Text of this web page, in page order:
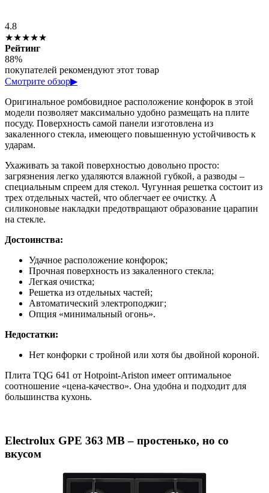
4.8
★★★★★
Рейтинг
88%
покупателей рекомендуют этот товар
Смотрите обзор▶
Оригинальное ромбовидное расположение конфорок в этой
модели позволяет максимально удобно размещать на плите
посуду. Поверхность самой панели изготовлена из
закаленного стекла, имеющего повышенную устойчивость к
ударам.
Ухаживать за такой поверхностью довольно просто:
загрязнения легко удаляются влажной губкой, а разводы –
специальным спреем для стекол. Чугунная решетка состоит из
трех отдельных частей, что облегчает ее очистку. А
силиконовые накладки предотвращают образование царапин
на стекле.
Достоинства:
Удачное расположение конфорок;
Прочная поверхность из закаленного стекла;
Легкая очистка;
Решетка из отдельных частей;
Автоматический электроподжиг;
Опция «минимальный огонь».
Недостатки:
Нет конфорки с тройной или хотя бы двойной короной.
Плита TQG 641 от Hotpoint-Ariston имеет оптимальное
соотношение «цена-качество». Она удобна и подходит для
большинства кухонь.
Electrolux GPE 363 MB – простенько, но со
вкусом